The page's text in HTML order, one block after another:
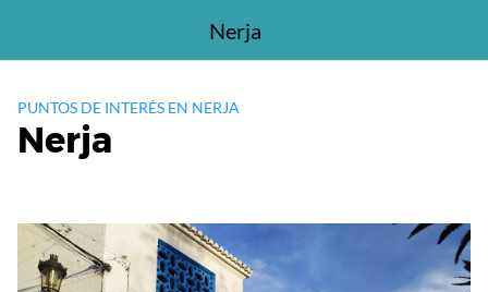
contenido
Nerja
PUNTOS DE INTERÉS EN NERJA
Nerja